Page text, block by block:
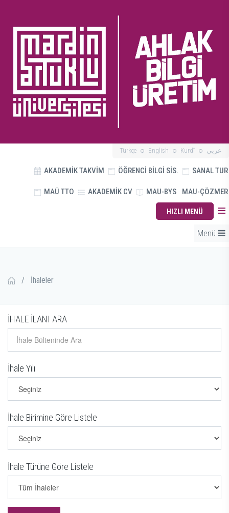
Türkçe English Kurdî عربي
AKADEMİK TAKVİM ÖĞRENCİ BİLGİ SİS. SANAL TUR
MAÜ TTO AKADEMİK CV MAU-BYS MAU-ÇÖZMER
HIZLI MENÜ
Menü
/ İhaleler
İHALE İLANI ARA
İhale Yılı
İhale Birimine Göre Listele
İhale Türüne Göre Listele